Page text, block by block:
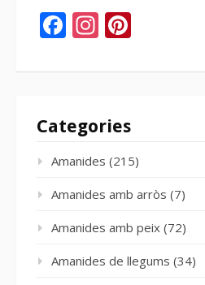
Facebook
Instagram
Categories
Amanides (215)
Amanides amb arròs (7)
Amanides amb peix (72)
Amanides de llegums (34)